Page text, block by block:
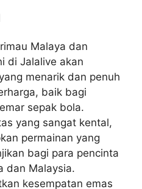
Malaya dan
di Jalalive akan
menarik dan penuh
baik bagi
sepak bola.
yang sangat kental,
permainan yang
bagi para pencinta
dan Malaysia.
kesempatan emas